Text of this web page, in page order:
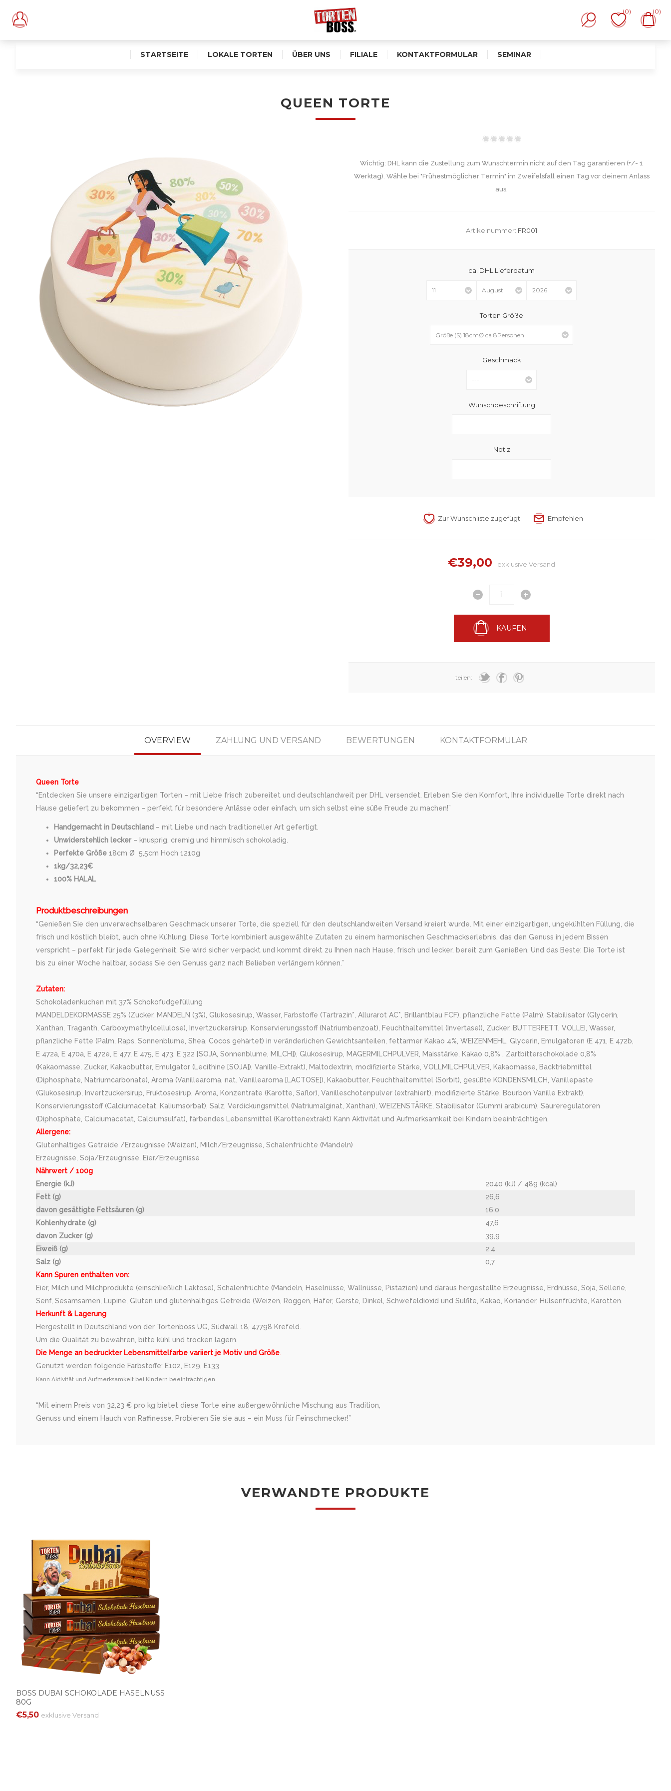
(0) (0)
STARTSEITE LOKALE TORTEN ÜBER UNS FILIALE KONTAKTFORMULAR SEMINAR
QUEEN TORTE
Wichtig: DHL kann die Zustellung zum Wunschtermin nicht auf den Tag garantieren (+/- 1
Werktag). Wähle bei "Frühestmöglicher Termin" im Zweifelsfall einen Tag vor deinem Anlass
aus.
Artikelnummer: FR001
ca. DHL Lieferdatum
Torten Größe
Geschmack
Wunschbeschriftung
Notiz
€39,00 exklusiveVersand
KAUFEN
teilen:
OVERVIEW ZAHLUNG UND VERSAND BEWERTUNGEN KONTAKTFORMULAR
Queen Torte
“Entdecken Sie unsere einzigartigen Torten – mit Liebe frisch zubereitet und deutschlandweit per DHL versendet. Erleben Sie den Komfort, Ihre individuelle Torte direkt nach
Hause geliefert zu bekommen – perfekt für besondere Anlässe oder einfach, um sich selbst eine süße Freude zu machen!”
Handgemacht in Deutschland – mit Liebe und nach traditioneller Art gefertigt.
Unwiderstehlich lecker– knusprig, cremig und himmlisch schokoladig.
Perfekte Größe 18cm Ø 5,5cm Hoch 1210g
1kg/32,23€
100% HALAL
Produktbeschreibungen
“Genießen Sie den unverwechselbaren Geschmack unserer Torte, die speziell für den deutschlandweiten Versand kreiert wurde. Mit einer einzigartigen, ungekühlten Füllung, die
frisch und köstlich bleibt, auch ohne Kühlung. Diese Torte kombiniert ausgewählte Zutaten zu einem harmonischen Geschmackserlebnis, das den Genuss in jedem Bissen
verspricht – perfekt für jede Gelegenheit. Sie wird sicher verpackt und kommt direkt zu Ihnen nach Hause, frisch und lecker, bereit zum Genießen. Und das Beste: Die Torte ist
bis zu einer Woche haltbar, sodass Sie den Genuss ganz nach Belieben verlängern können.”
Zutaten:
Schokoladenkuchen mit 37% Schokofudgefüllung
MANDELDEKORMASSE 25% (Zucker, MANDELN (3%), Glukosesirup, Wasser, Farbstoffe (Tartrazin*, Allurarot AC*, Brillantblau FCF), pflanzliche Fette (Palm), Stabilisator (Glycerin,
Xanthan, Traganth, Carboxymethylcellulose), Invertzuckersirup, Konservierungsstoff (Natriumbenzoat), Feuchthaltemittel (Invertase)), Zucker, BUTTERFETT, VOLLEI, Wasser,
pflanzliche Fette (Palm, Raps, Sonnenblume, Shea, Cocos gehärtet) in veränderlichen Gewichtsanteilen, fettarmer Kakao 4%, WEIZENMEHL, Glycerin, Emulgatoren (E 471, E 472b,
E 472a, E 470a, E 472e, E 477, E 475, E 473, E 322 [SOJA, Sonnenblume, MILCH]), Glukosesirup, MAGERMILCHPULVER, Maisstärke, Kakao 0,8% , Zartbitterschokolade 0,8%
(Kakaomasse, Zucker, Kakaobutter, Emulgator (Lecithine [SOJA]), Vanille-Extrakt), Maltodextrin, modifizierte Stärke, VOLLMILCHPULVER, Kakaomasse, Backtriebmittel
(Diphosphate, Natriumcarbonate), Aroma (Vanillearoma, nat. Vanillearoma [LACTOSE]), Kakaobutter, Feuchthaltemittel (Sorbit), gesüßte KONDENSMILCH, Vanillepaste
(Glukosesirup, Invertzuckersirup, Fruktosesirup, Aroma, Konzentrate (Karotte, Saflor), Vanilleschotenpulver (extrahiert), modifizierte Stärke, Bourbon Vanille Extrakt),
Konservierungsstoff (Calciumacetat, Kaliumsorbat), Salz, Verdickungsmittel (Natriumalginat, Xanthan), WEIZENSTÄRKE, Stabilisator (Gummi arabicum), Säureregulatoren
(Diphosphate, Calciumacetat, Calciumsulfat), färbendes Lebensmittel (Karottenextrakt) Kann Aktivität und Aufmerksamkeit bei Kindern beeinträchtigen.
Allergene:
Glutenhaltiges Getreide /Erzeugnisse (Weizen), Milch/Erzeugnisse, Schalenfrüchte (Mandeln)
Erzeugnisse, Soja/Erzeugnisse, Eier/Erzeugnisse
Nährwert / 100g
Energie (kJ)
2040 (kJ) / 489 (kcal)
Fett (g)
26,6
davon gesättigte Fettsäuren (g)
16,0
Kohlenhydrate (g)
47,6
davon Zucker (g)
39,9
Eiweiß (g)
2,4
Salz (g)
0,7
Kann Spuren enthalten von:
Eier, Milch und Milchprodukte (einschließlich Laktose), Schalenfrüchte (Mandeln, Haselnüsse, Wallnüsse, Pistazien) und daraus hergestellte Erzeugnisse, Erdnüsse, Soja, Sellerie,
Senf, Sesamsamen, Lupine, Gluten und glutenhaltiges Getreide (Weizen, Roggen, Hafer, Gerste, Dinkel, Schwefeldioxid und Sulfite, Kakao, Koriander, Hülsenfrüchte, Karotten.
Herkunft & Lagerung
Hergestellt in Deutschland von der Tortenboss UG, Südwall 18, 47798 Krefeld.
Um die Qualität zu bewahren, bitte kühl und trocken lagern.
Die Menge an bedruckter Lebensmittelfarbe variiert je Motiv und Größe.
Genutzt werden folgende Farbstoffe: E102, E129, E133
Kann Aktivität und Aufmerksamkeit bei Kindern beeinträchtigen.
“Mit einem Preis von 32,23 € pro kg bietet diese Torte eine außergewöhnliche Mischung aus Tradition,
Genuss und einem Hauch von Raffinesse. Probieren Sie sie aus – ein Muss für Feinschmecker!”
VERWANDTE PRODUKTE
BOSS DUBAI SCHOKOLADE HASELNUSS
80G
€5,50 exklusive Versand